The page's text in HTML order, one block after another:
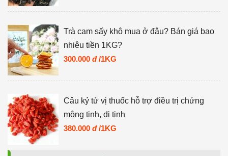
Trà cam sấy khô mua ở đâu? Bán giá bao
nhiêu tiền 1KG?
300.000 đ /1KG
Câu kỷ tử vị thuốc hỗ trợ điều trị chứng
mộng tinh, di tinh
380.000 đ /1KG